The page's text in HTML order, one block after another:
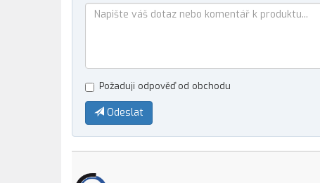
Požaduji odpověď od obchodu
Odeslat